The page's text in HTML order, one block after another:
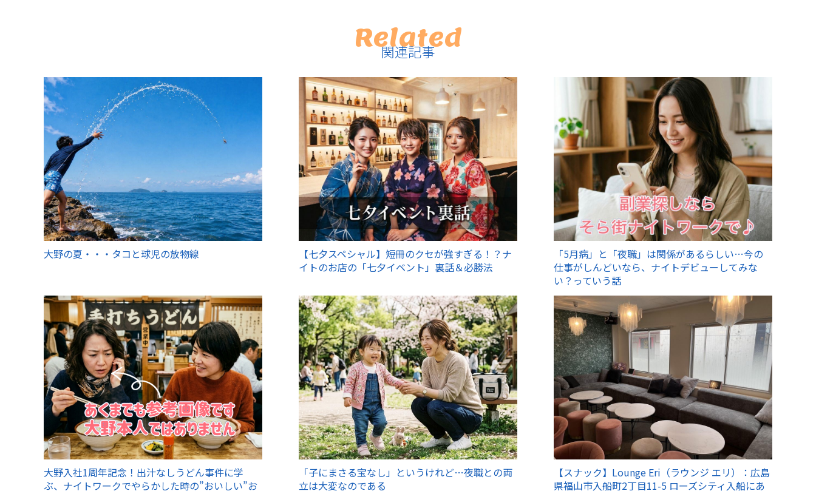
Related
関連記事
大野の夏・・・タコと球児の放物線
【七夕スペシャル】短冊のクセが強すぎる！？ナ
イトのお店の「七夕イベント」裏話＆必勝法
「5月病」と「夜職」は関係があるらしい…今の
仕事がしんどいなら、ナイトデビューしてみな
い？っていう話
大野入社1周年記念！出汁なしうどん事件に学
ぶ、ナイトワークでやらかした時の”おいしい”お
「子にまさる宝なし」というけれど…夜職との両
立は大変なのである
【スナック】Lounge Eri（ラウンジ エリ）：広島
県福山市入船町2丁目11-5 ローズシティ入船にあ